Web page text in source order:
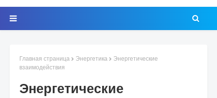
Главная страница Энергетика
Энергетические
взаимодействия
Энергетические